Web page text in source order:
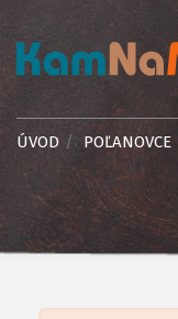
ÚVOD POĽANOVCE